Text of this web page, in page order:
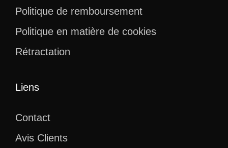
Politique de remboursement
Politique en matière de cookies
Rétractation
Liens
Contact
Avis Clients